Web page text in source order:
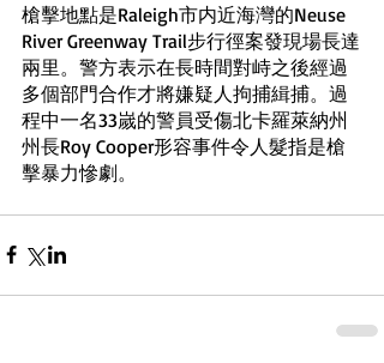
槍擊地點是Raleigh市内近海灣的Neuse
River Greenway Trail步行徑案發現場長達
兩里。警方表示在長時間對峙之後經過
多個部門合作才將嫌疑人拘捕緝捕。過
程中一名33嵗的警員受傷北卡羅萊納州
州長Roy Cooper形容事件令人髮指是槍
擊暴力慘劇。